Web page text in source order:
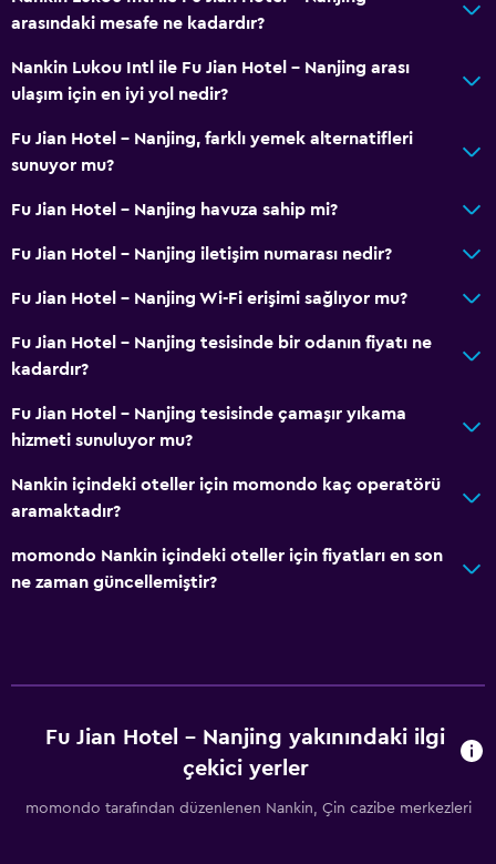
arasındaki mesafe ne kadardır?
Nankin Lukou Intl ile Fu Jian Hotel - Nanjing arası
ulaşım için en iyi yol nedir?
Fu Jian Hotel - Nanjing, farklı yemek alternatifleri
sunuyor mu?
Fu Jian Hotel - Nanjing havuza sahip mi?
Fu Jian Hotel - Nanjing iletişim numarası nedir?
Fu Jian Hotel - Nanjing Wi-Fi erişimi sağlıyor mu?
Fu Jian Hotel - Nanjing tesisinde bir odanın fiyatı ne
kadardır?
Fu Jian Hotel - Nanjing tesisinde çamaşır yıkama
hizmeti sunuluyor mu?
Nankin içindeki oteller için momondo kaç operatörü
aramaktadır?
momondo Nankin içindeki oteller için fiyatları en son
ne zaman güncellemiştir?
Fu Jian Hotel - Nanjing yakınındaki ilgi
çekici yerler
momondo tarafından düzenlenen Nankin, Çin cazibe merkezleri